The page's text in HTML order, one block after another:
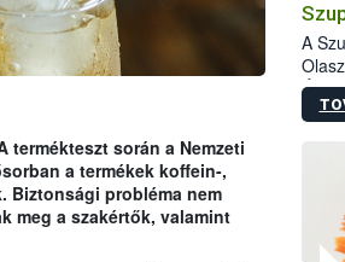
termékteszt során a Nemzeti
a termékek koffein-,
Biztonsági probléma nem
meg a szakértők, valamint
A